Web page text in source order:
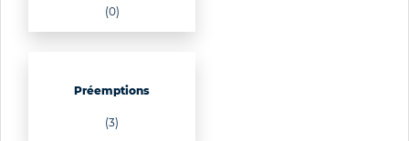
(0)
Préemptions
(3)